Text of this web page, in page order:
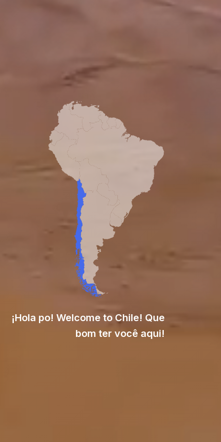
¡Hola po! Welcome to Chile! Que
bom ter você aqui!